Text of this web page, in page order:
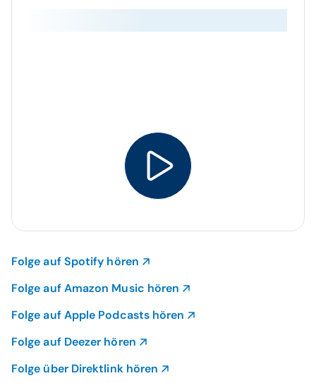
Folge auf Spotify hören
Folge auf Amazon Music hören
Folge auf Apple Podcasts hören
Folge auf Deezer hören
Folge über Direktlink hören